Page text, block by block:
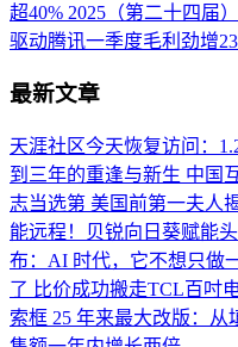
超40% 2025（第二十四届
驱动腾讯一季度毛利劲增
最新文章
天涯社区今天恢复访问：
到三年的重逢与新生 中国
志当选第 美国前第一夫人
能远程！贝锐向日葵赋能
布：AI 时代，它不想只做
了 比价成功搬走TCL百吋
索框 25 年来最大改版：从